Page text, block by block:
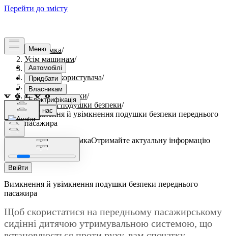
Підтримка/
Усім машинам/
S60 2023/
Посібник користувача/
Безпека/
Подушки безпеки/
Передні подушки безпеки/
Вимкнення й увімкнення подушки безпеки переднього
пасажира
Індивідуальна підтримкаОтримайте актуальну інформацію
про ваш автомобіль.
Ввійти
Вимкнення й увімкнення подушки безпеки переднього
пасажира
Щоб скористатися на передньому пасажирському
сидінні дитячою утримувальною системою, що